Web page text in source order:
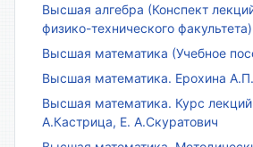
Высшая алгебра (Конспект
физико-технического факультета)
Высшая математика (Учебное
Высшая математика. Ерохина
Высшая математика. Курс
А.Кастрица, Е. А.Скуратович